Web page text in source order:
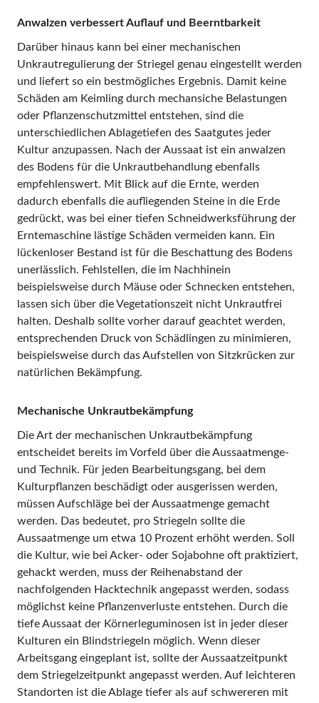
Anwalzen verbessert Auflauf und Beerntbarkeit
Darüber hinaus kann bei einer mechanischen
Unkrautregulierung der Striegel genau eingestellt werden
und liefert so ein bestmögliches Ergebnis. Damit keine
Schäden am Keimling durch mechansiche Belastungen
oder Pflanzenschutzmittel entstehen, sind die
unterschiedlichen Ablagetiefen des Saatgutes jeder
Kultur anzupassen. Nach der Aussaat ist ein anwalzen
des Bodens für die Unkrautbehandlung ebenfalls
empfehlenswert. Mit Blick auf die Ernte, werden
dadurch ebenfalls die aufliegenden Steine in die Erde
gedrückt, was bei einer tiefen Schneidwerksführung der
Erntemaschine lästige Schäden vermeiden kann. Ein
lückenloser Bestand ist für die Beschattung des Bodens
unerlässlich. Fehlstellen, die im Nachhinein
beispielsweise durch Mäuse oder Schnecken entstehen,
lassen sich über die Vegetationszeit nicht Unkrautfrei
halten. Deshalb sollte vorher darauf geachtet werden,
entsprechenden Druck von Schädlingen zu minimieren,
beispielsweise durch das Aufstellen von Sitzkrücken zur
natürlichen Bekämpfung.
Mechanische Unkrautbekämpfung
Die Art der mechanischen Unkrautbekämpfung
entscheidet bereits im Vorfeld über die Aussaatmenge-
und Technik. Für jeden Bearbeitungsgang, bei dem
Kulturpflanzen beschädigt oder ausgerissen werden,
müssen Aufschläge bei der Aussaatmenge gemacht
werden. Das bedeutet, pro Striegeln sollte die
Aussaatmenge um etwa 10 Prozent erhöht werden. Soll
die Kultur, wie bei Acker- oder Sojabohne oft praktiziert,
gehackt werden, muss der Reihenabstand der
nachfolgenden Hacktechnik angepasst werden, sodass
möglichst keine Pflanzenverluste entstehen. Durch die
tiefe Aussaat der Körnerleguminosen ist in jeder dieser
Kulturen ein Blindstriegeln möglich. Wenn dieser
Arbeitsgang eingeplant ist, sollte der Aussaatzeitpunkt
dem Striegelzeitpunkt angepasst werden. Auf leichteren
Standorten ist die Ablage tiefer als auf schwereren mit